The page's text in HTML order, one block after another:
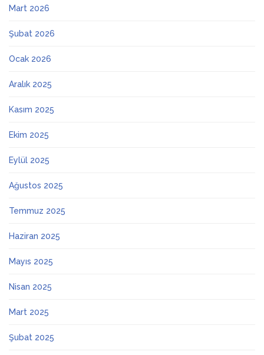
Mart 2026
Şubat 2026
Ocak 2026
Aralık 2025
Kasım 2025
Ekim 2025
Eylül 2025
Ağustos 2025
Temmuz 2025
Haziran 2025
Mayıs 2025
Nisan 2025
Mart 2025
Şubat 2025